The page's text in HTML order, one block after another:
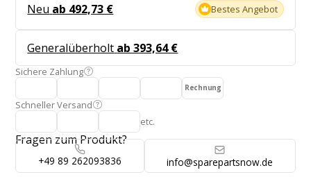
Bestes Angebot
Neu ab 492,73 €
Generalüberholt ab 393,64 €
Sichere Zahlung
Rechnung
Schneller Versand
etc.
Fragen zum Produkt?
+49 89 262093836 info@sparepartsnow.de